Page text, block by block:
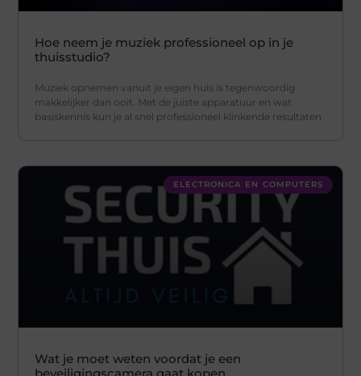
Hoe neem je muziek professioneel op in je
thuisstudio?
Muziek opnemen vanuit je eigen huis is tegenwoordig
makkelijker dan ooit. Met de juiste apparatuur en wat
basiskennis kun je al snel professioneel klinkende resultaten
ELECTRONICA EN COMPUTERS
Wat je moet weten voordat je een